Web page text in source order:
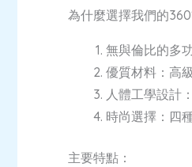
為什麼選擇我們的
無與倫比的多
優質材料：高
人體工學設計
時尚選擇：四
主要特點：